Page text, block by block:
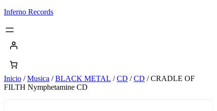
Saltar
contenido
Inferno Records
Inicio /Musica /BLACK METAL /CD /CD / CRADLE OF
FILTH Nymphetamine CD